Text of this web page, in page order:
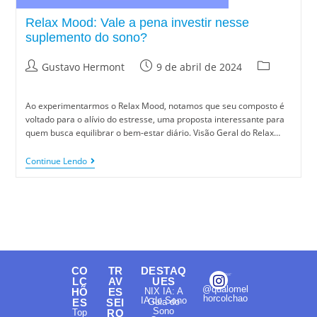
Relax Mood: Vale a pena investir nesse
suplemento do sono?
Gustavo Hermont 9 de abril de 2024
Ao experimentarmos o Relax Mood, notamos que seu composto é
voltado para o alívio do estresse, uma proposta interessante para
quem busca equilibrar o bem-estar diário. Visão Geral do Relax…
Continue Lendo
CO
LC
HÕ
ES
Top
TR
AV
ES
SEI
RO
DESTAQ
UES
NIX IA: A
IA do Sono
Guia do
Sono
@qualomel
horcolchao